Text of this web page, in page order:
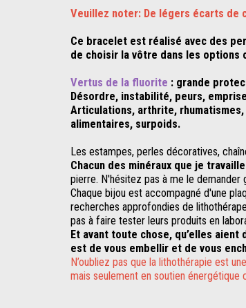
Veuillez noter: De légers écarts
Ce bracelet est réalisé avec des
de choisir la vôtre dans les options
Vertus de la fluorite : grande
Désordre, instabilité, peurs,
Articulations, arthrite,
alimentaires, surpoids.
Les estampes, perles décoratives,
Chacun des minéraux que je
pierre. N'hésitez pas à me le
Chaque bijou est accompagné d'une
recherches approfondies de
pas à faire tester leurs produits en
Et avant toute chose, qu’elles
est de vous embellir et de vous
N’oubliez pas que la lithothérapie est
mais seulement en soutien énergétique